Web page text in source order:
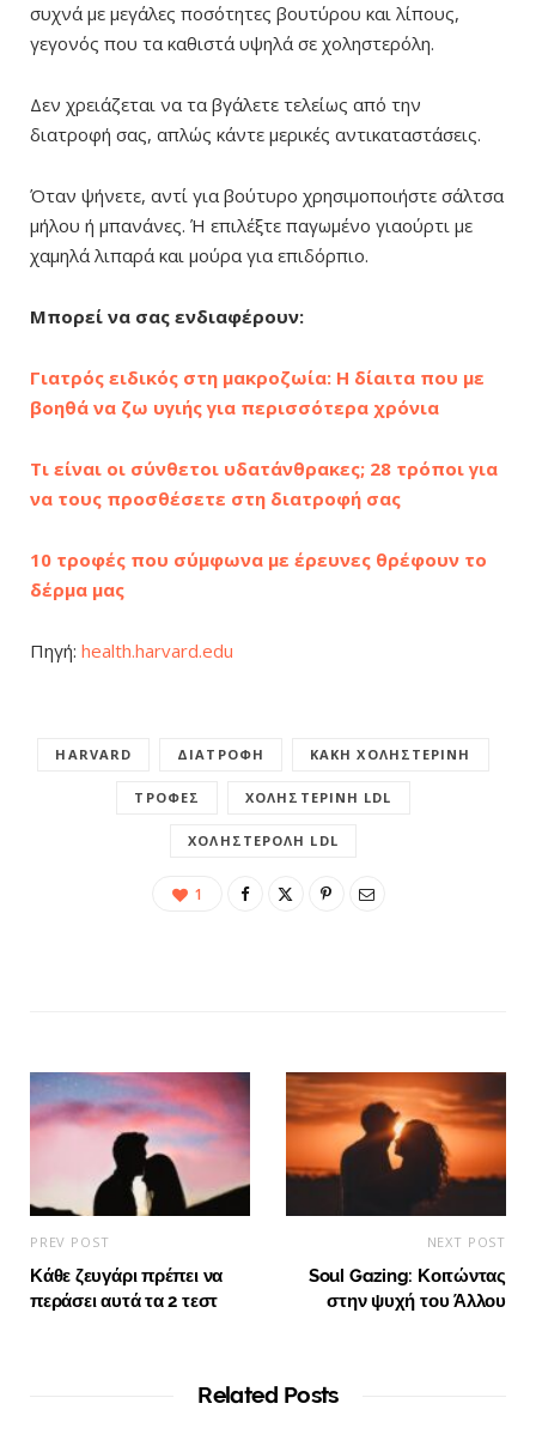
συχνά με μεγάλες ποσότητες βουτύρου και λίπους,
γεγονός που τα καθιστά υψηλά σε χοληστερόλη.
Δεν χρειάζεται να τα βγάλετε τελείως από την
διατροφή σας, απλώς κάντε μερικές αντικαταστάσεις.
Όταν ψήνετε, αντί για βούτυρο χρησιμοποιήστε σάλτσα
μήλου ή μπανάνες. Ή επιλέξτε παγωμένο γιαούρτι με
χαμηλά λιπαρά και μούρα για επιδόρπιο.
Μπορεί να σας ενδιαφέρουν:
Γιατρός ειδικός στη μακροζωία: Η δίαιτα που με
βοηθά να ζω υγιής για περισσότερα χρόνια
Τι είναι οι σύνθετοι υδατάνθρακες; 28 τρόποι για
να τους προσθέσετε στη διατροφή σας
10 τροφές που σύμφωνα με έρευνες θρέφουν το
δέρμα μας
Πηγή: health.harvard.edu
HARVARD ΔΙΑΤΡΟΦΉ ΚΑΚΉ ΧΟΛΗΣΤΕΡΊΝΗ
ΤΡΟΦΈΣ ΧΟΛΗΣΤΕΡΊΝΗ LDL
ΧΟΛΗΣΤΕΡΌΛΗ LDL
1
PREV POST
Κάθε ζευγάρι πρέπει να
περάσει αυτά τα 2 τεστ
NEXT POST
Soul Gazing: Κοιτώντας
στην ψυχή του Άλλου
Related Posts